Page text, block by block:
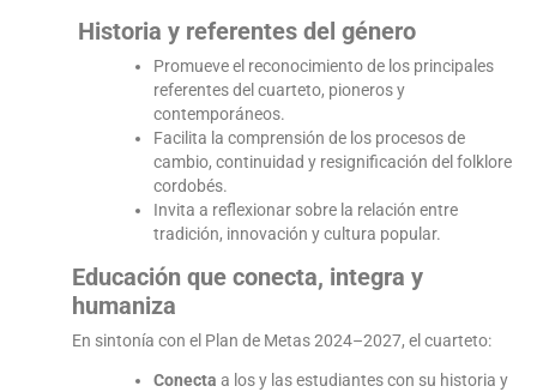
Historia y referentes del género
Promueve el reconocimiento de los principales
referentes del cuarteto, pioneros y
contemporáneos.
Facilita la comprensión de los procesos de
cambio, continuidad y resignificación del folklore
cordobés.
Invita a reflexionar sobre la relación entre
tradición, innovación y cultura popular.
Educación que conecta, integra y
humaniza
En sintonía con el Plan de Metas 2024–2027, el cuarteto:
Conecta a los y las estudiantes con su historia y